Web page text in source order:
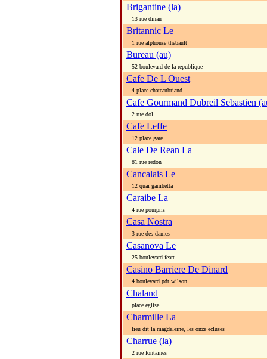
Brigantine (la)
13 rue dinan
Britannic Le
1 rue alphonse thebault
Bureau (au)
52 boulevard de la republique
Cafe De L Ouest
4 place chateaubriand
Cafe Gourmand Dubreil Sebastien
2 rue dol
Cafe Leffe
12 place gare
Cale De Rean La
81 rue redon
Cancalais Le
12 quai gambetta
Caraibe La
4 rue pourpris
Casa Nostra
3 rue des dames
Casanova Le
25 boulevard feart
Casino Barriere De Dinard
4 boulevard pdt wilson
Chaland
place eglise
Charmille La
lieu dit la magdeleine, les onze ecluses
Charrue (la)
2 rue fontaines